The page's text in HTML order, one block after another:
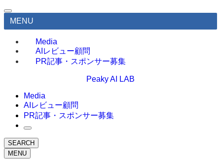
MENU
Media
AIレビュー顧問
PR記事・スポンサー募集
Peaky AI LAB
Media
AIレビュー顧問
PR記事・スポンサー募集
SEARCH
MENU